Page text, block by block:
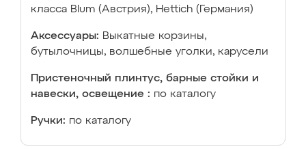
класса Blum (Австрия), Hettich (Германия)
Аксессуары: Выкатные корзины,
бутылочницы, волшебные уголки, карусели
Пристеночный плинтус, барные стойки и
навески, освещение : по каталогу
Ручки: по каталогу